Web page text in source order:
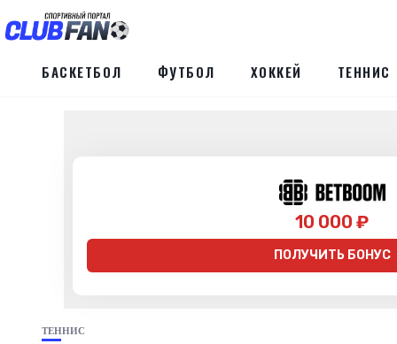
БАСКЕТБОЛ ФУТБОЛ ХОККЕЙ ТЕННИС
10 000 ₽
ПОЛУЧИТЬ БОНУС
ТЕННИС